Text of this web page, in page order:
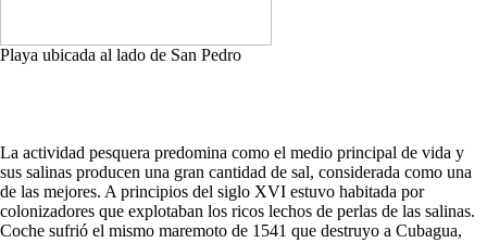
Playa ubicada al lado de San Pedro
La actividad pesquera predomina como el medio principal de vida y
sus salinas producen una gran cantidad de sal, considerada como una
de las mejores. A principios del siglo XVI estuvo habitada por
colonizadores que explotaban los ricos lechos de perlas de las salinas.
Coche sufrió el mismo maremoto de 1541 que destruyo a Cubagua,